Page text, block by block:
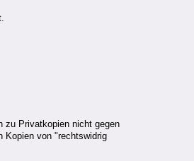
zu Privatkopien nicht gegen
Kopien von "rechtswidrig